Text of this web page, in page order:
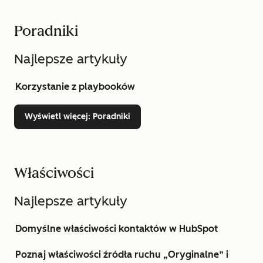
Poradniki
Najlepsze artykuły
Korzystanie z playbooków
Wyświetl więcej: Poradniki
Właściwości
Najlepsze artykuły
Domyślne właściwości kontaktów w HubSpot
Poznaj właściwości źródła ruchu „Oryginalne” i